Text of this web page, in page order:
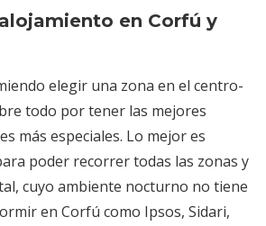
en Corfú y
elegir una zona en el centro-
todo por tener las mejores
más especiales. Lo mejor es
poder recorrer todas las zonas y
cuyo ambiente nocturno no tiene
en Corfú como Ipsos, Sidari,